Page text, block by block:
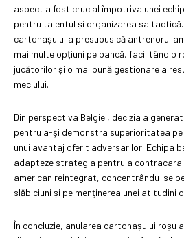
aspect a fost crucial împotriva unei
pentru talentul și organizarea sa tactică.
cartonașului a presupus că antrenorul
mai multe opțiuni pe bancă, facilitând o
jucătorilor și o mai bună gestionare a
meciului.
Din perspectiva Belgiei, decizia a
pentru a-și demonstra superioritatea
unui avantaj oferit adversarilor. Echipa
adapteze strategia pentru a contracara
american reintegrat, concentrându-se
slăbiciuni și pe menținerea unei atitudini
În concluzie, anularea cartonașului roșu